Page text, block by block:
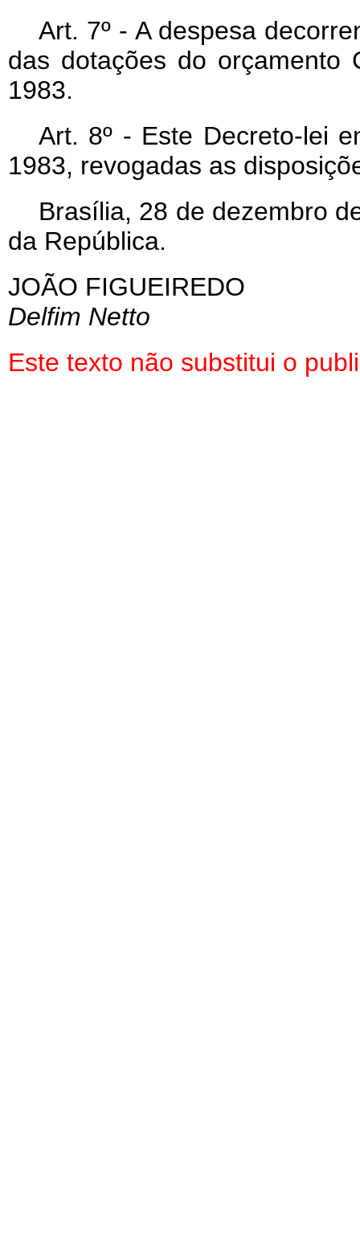
Art. 7º - A despesa
das dotações do
1983.
Art. 8º - Este Decreto-lei
1983, revogadas as
Brasília, 28 de dezembro
da República.
JOÃO FIGUEIREDO
Delfim Netto
Este texto não substitui o